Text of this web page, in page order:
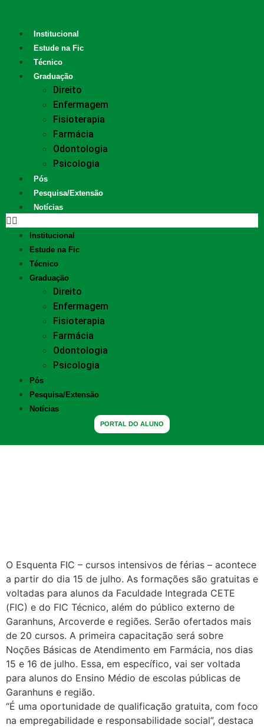
Institucional
Estude na Fic
Técnico
Graduação
Direito
Enfermagem
Fisioterapia
Farmácia
Odontologia
Psicologia
Pós
Pesquisa/Extensão
Notícias
Institucional
Estude na Fic
Técnico
Graduação
Direito
Enfermagem
Fisioterapia
Farmácia
Odontologia
Psicologia
Pós
Pesquisa/Extensão
Notícias
PORTAL DO ALUNO
O Esquenta FIC – cursos intensivos de férias – acontece
a partir do dia 15 de julho. As formações são gratuitas e
voltadas para alunos da Faculdade Integrada CETE
(FIC) e do FIC Técnico, além do público externo de
Garanhuns, Arcoverde e regiões. Serão ofertados mais
de 20 cursos. A primeira capacitação será sobre
Noções Básicas de Atendimento em Farmácia, nos dias
15 e 16 de julho. Essa, em específico, vai ser voltada
para alunos do Ensino Médio de escolas públicas de
Garanhuns e região.
“É uma oportunidade de qualificação gratuita, com foco
na empregabilidade e responsabilidade social”, destaca